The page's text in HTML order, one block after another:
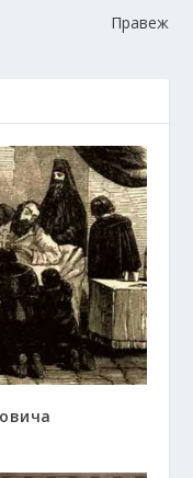
Правеж